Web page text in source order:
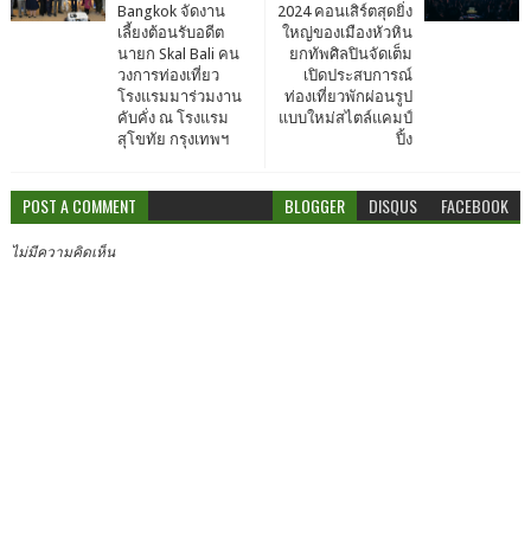
2024 คอนเสิร์ตสุดยิ่ง
ใหญ่ของเมืองหัวหิน
ยกทัพศิลปินจัดเต็ม
เปิดประสบการณ์
ท่องเที่ยวพักผ่อนรูป
แบบใหม่สไตล์แคมป์
ปิ้ง
Bangkok จัดงาน
เลี้ยงต้อนรับอดีต
นายก Skal Bali คน
วงการท่องเที่ยว
โรงแรมมาร่วมงาน
คับคั่ง ณ โรงแรม
สุโขทัย กรุงเทพฯ
POST A COMMENT BLOGGER DISQUS FACEBOOK
ไม่มีความคิดเห็น